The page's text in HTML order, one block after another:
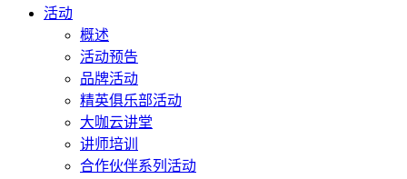
活动
概述
活动预告
品牌活动
精英俱乐部活动
大咖云讲堂
讲师培训
合作伙伴系列活动